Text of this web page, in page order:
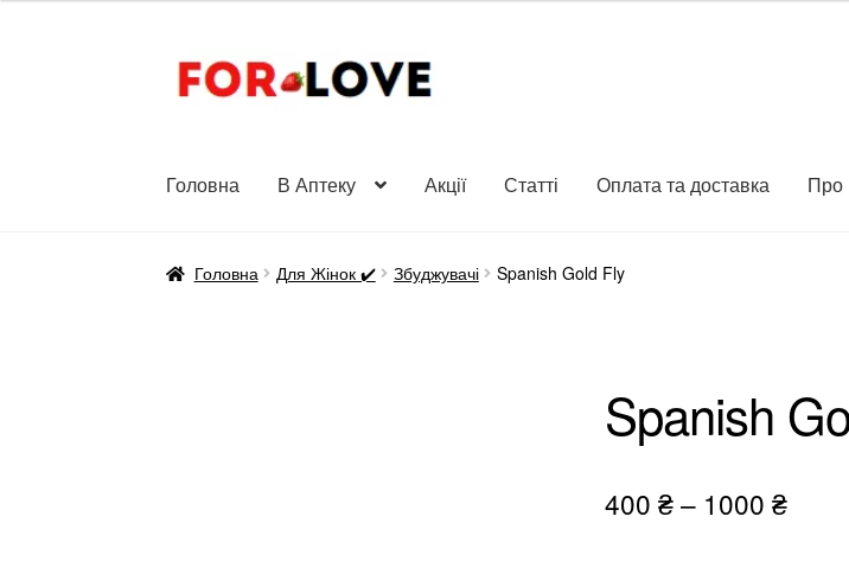
Перейти
до
Перейти
до
Головна В Аптеку Акції Статті Оплата та доставка Про
Головна Для Жінок ✔️ Збуджувачі Spanish Gold Fly
Spanish
400₴– 1000₴